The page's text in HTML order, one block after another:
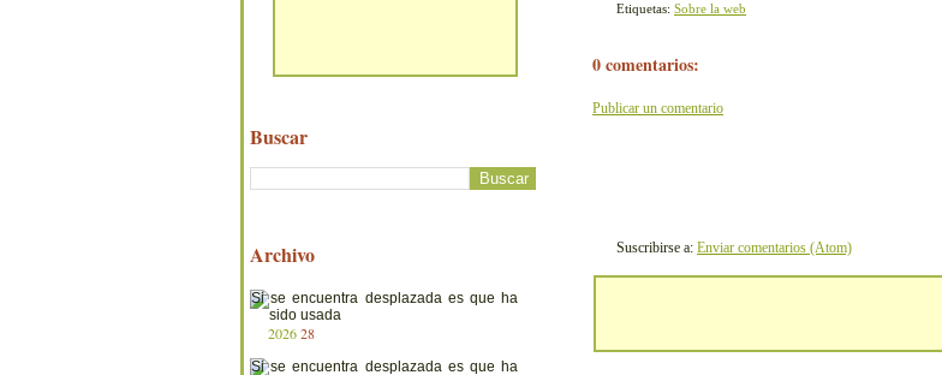
Etiquetas: Sobre la web
0 comentarios:
Publicar un comentario
Suscribirse a: Enviar comentarios (Atom)
Buscar
Archivo
202628